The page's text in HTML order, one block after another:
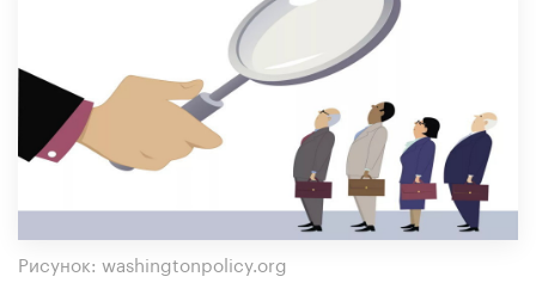
Рисунок: washingtonpolicy.org